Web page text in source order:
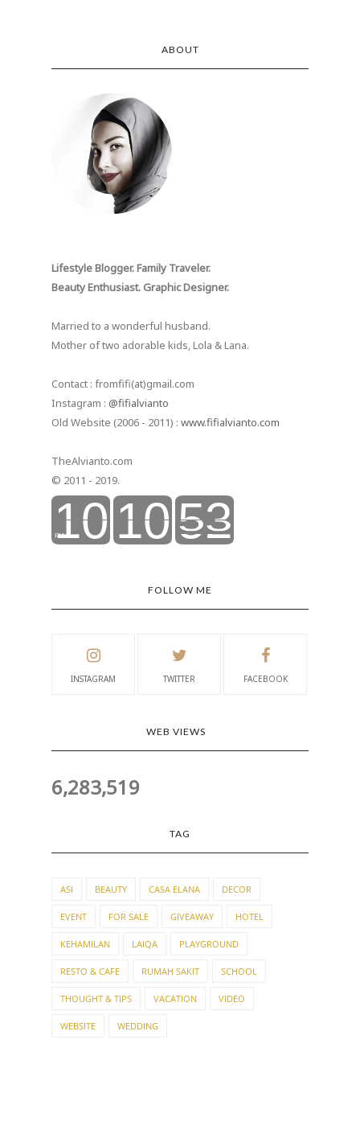
ABOUT
Lifestyle Blogger. Family Traveler.
Beauty Enthusiast. Graphic Designer.
Married to a wonderful husband.
Mother of two adorable kids, Lola & Lana.
Contact : fromfifi(at)gmail.com
Instagram : @fifialvianto
Old Website (2006 - 2011) : www.fifialvianto.com
TheAlvianto.com
© 2011 - 2019.
FOLLOW ME
INSTAGRAM TWITTER FACEBOOK
WEB VIEWS
6,283,519
TAG
ASI BEAUTY CASA ELANA DECOR
EVENT FOR SALE GIVEAWAY HOTEL
KEHAMILAN LAIQA PLAYGROUND
RESTO & CAFE RUMAH SAKIT SCHOOL
THOUGHT & TIPS VACATION VIDEO
WEBSITE WEDDING